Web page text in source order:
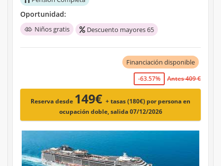
Oportunidad:
Niños gratis Descuento mayores 65
Financiación disponible
-63.57% Antes 409 €
Reserva desde 149€ + tasas (180€) por persona en
ocupación doble, salida 07/12/2026